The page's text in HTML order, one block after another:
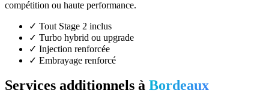
compétition ou haute performance.
✓ Tout Stage 2 inclus
✓ Turbo hybrid ou upgrade
✓ Injection renforcée
✓ Embrayage renforcé
Services additionnels à Bordeaux